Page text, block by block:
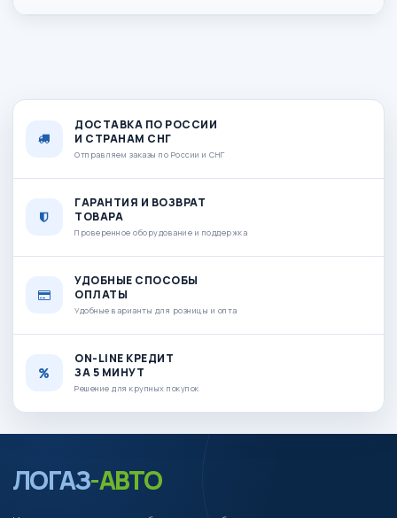
ДОСТАВКА ПО РОССИИ
И СТРАНАМ СНГ
Отправляем заказы по России и СНГ
ГАРАНТИЯ И ВОЗВРАТ
ТОВАРА
Проверенное оборудование и поддержка
УДОБНЫЕ СПОСОБЫ
ОПЛАТЫ
Удобные варианты для розницы и опта
ON-LINE КРЕДИТ
ЗА 5 МИНУТ
Решение для крупных покупок
ЛОГАЗ-АВТО